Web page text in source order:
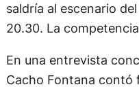
saldría al escenario
20.30. La
En una entrevista
Cacho Fontana